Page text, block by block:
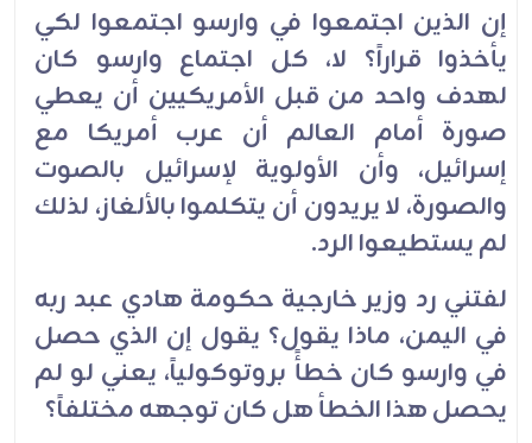
إن الذين اجتمعوا في وارسو اجتمعوا لكي
يأخذوا قراراً؟ لا، كل اجتماع وارسو كان
لهدف واحد من قبل الأمريكيين أن يعطي
صورة أمام العالم أن عرب أمريكا مع
إسرائيل، وأن الأولوية لإسرائيل بالصوت
والصورة، لا يريدون أن يتكلموا بالألغاز، لذلك
لم يستطيعوا الرد.
لفتني رد وزير خارجية حكومة هادي عبد ربه
في اليمن، ماذا يقول؟ يقول إن الذي حصل
في وارسو كان خطأً بروتوكولياً، يعني لو لم
يحصل هذا الخطأ هل كان توجهه مختلفاً؟